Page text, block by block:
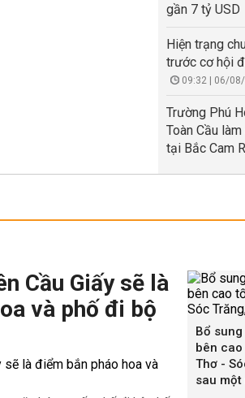
gần 7 tỷ USD
Hiện trạng
trước cơ hội
09:32 | 06/
Trường Phú
Toàn Cầu
tại Bắc Cam
Cầu Giấy sẽ là
và phố đi bộ
Bổ
bên
Thơ -
sau một